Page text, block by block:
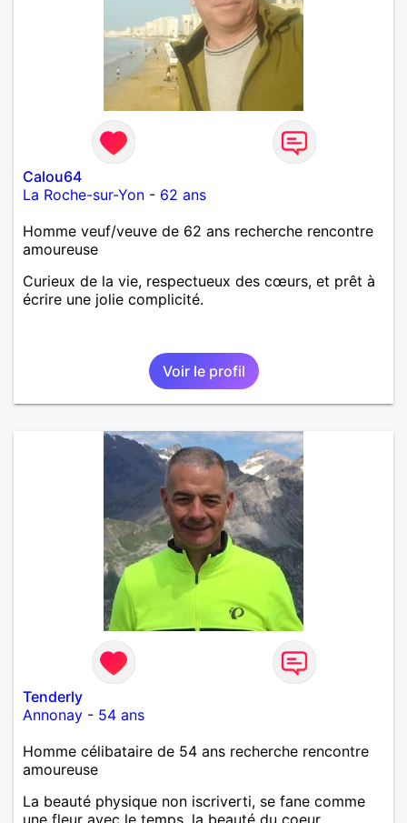
Calou64
La Roche-sur-Yon - 62 ans
Homme veuf/veuve de 62 ans recherche rencontre
amoureuse
Curieux de la vie, respectueux des cœurs, et prêt à
écrire une jolie complicité.
Voir le profil
Tenderly
Annonay - 54 ans
Homme célibataire de 54 ans recherche rencontre
amoureuse
La beauté physique non iscriverti, se fane comme
une fleur avec le temps, la beauté du coeur